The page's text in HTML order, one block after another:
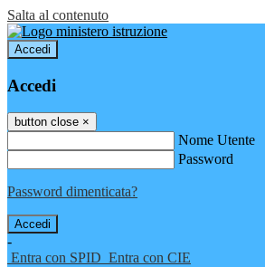
Salta al contenuto
Accedi
Accedi
button close ×
Nome Utente
Password
Password dimenticata?
-
Entra con SPID Entra con CIE